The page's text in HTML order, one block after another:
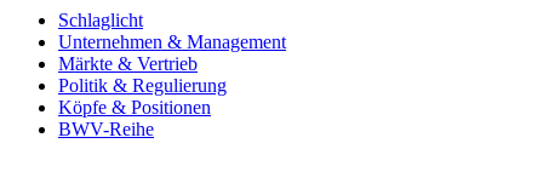
Schlaglicht
Unternehmen & Management
Märkte & Vertrieb
Politik & Regulierung
Köpfe & Positionen
BWV-Reihe